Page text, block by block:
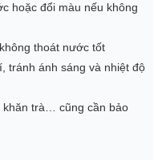
hoặc đổi màu nếu không
thoát nước tốt
tránh ánh sáng và nhiệt độ
khăn trà… cũng cần bảo